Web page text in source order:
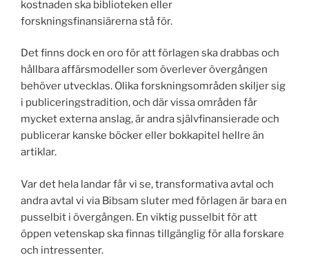
kostnaden ska biblioteken eller
forskningsfinansiärerna stå för.
Det finns dock en oro för att förlagen ska drabbas och
hållbara affärsmodeller som överlever övergången
behöver utvecklas. Olika forskningsområden skiljer sig
i publiceringstradition, och där vissa områden får
mycket externa anslag, är andra självfinansierade och
publicerar kanske böcker eller bokkapitel hellre än
artiklar.
Var det hela landar får vi se, transformativa avtal och
andra avtal vi via Bibsam sluter med förlagen är bara en
pusselbit i övergången. En viktig pusselbit för att
öppen vetenskap ska finnas tillgänglig för alla forskare
och intressenter.